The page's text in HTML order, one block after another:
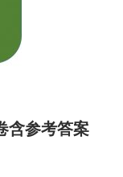
含参考答案